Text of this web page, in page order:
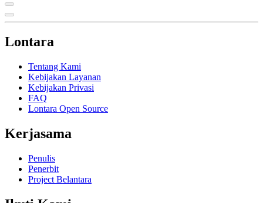
Lontara
Tentang Kami
Kebijakan Layanan
Kebijakan Privasi
FAQ
Lontara Open Source
Kerjasama
Penulis
Penerbit
Project Belantara